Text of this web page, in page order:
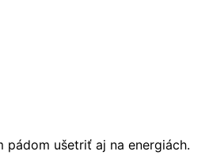
ušetriť aj na energiách.